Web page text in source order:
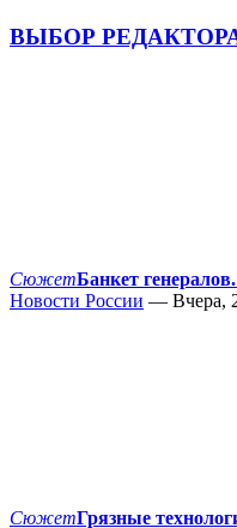
ВЫБОР
СюжетБанкет
Новости России — Вчера,
СюжетГрязные